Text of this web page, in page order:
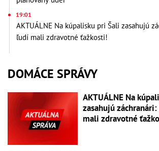
19:01
AKTUÁLNE Na kúpalisku pri Šali zasahujú
ľudí mali zdravotné ťažkosti!
DOMÁCE SPRÁVY
AKTUÁLNE Na
zasahujú
mali zdravotné